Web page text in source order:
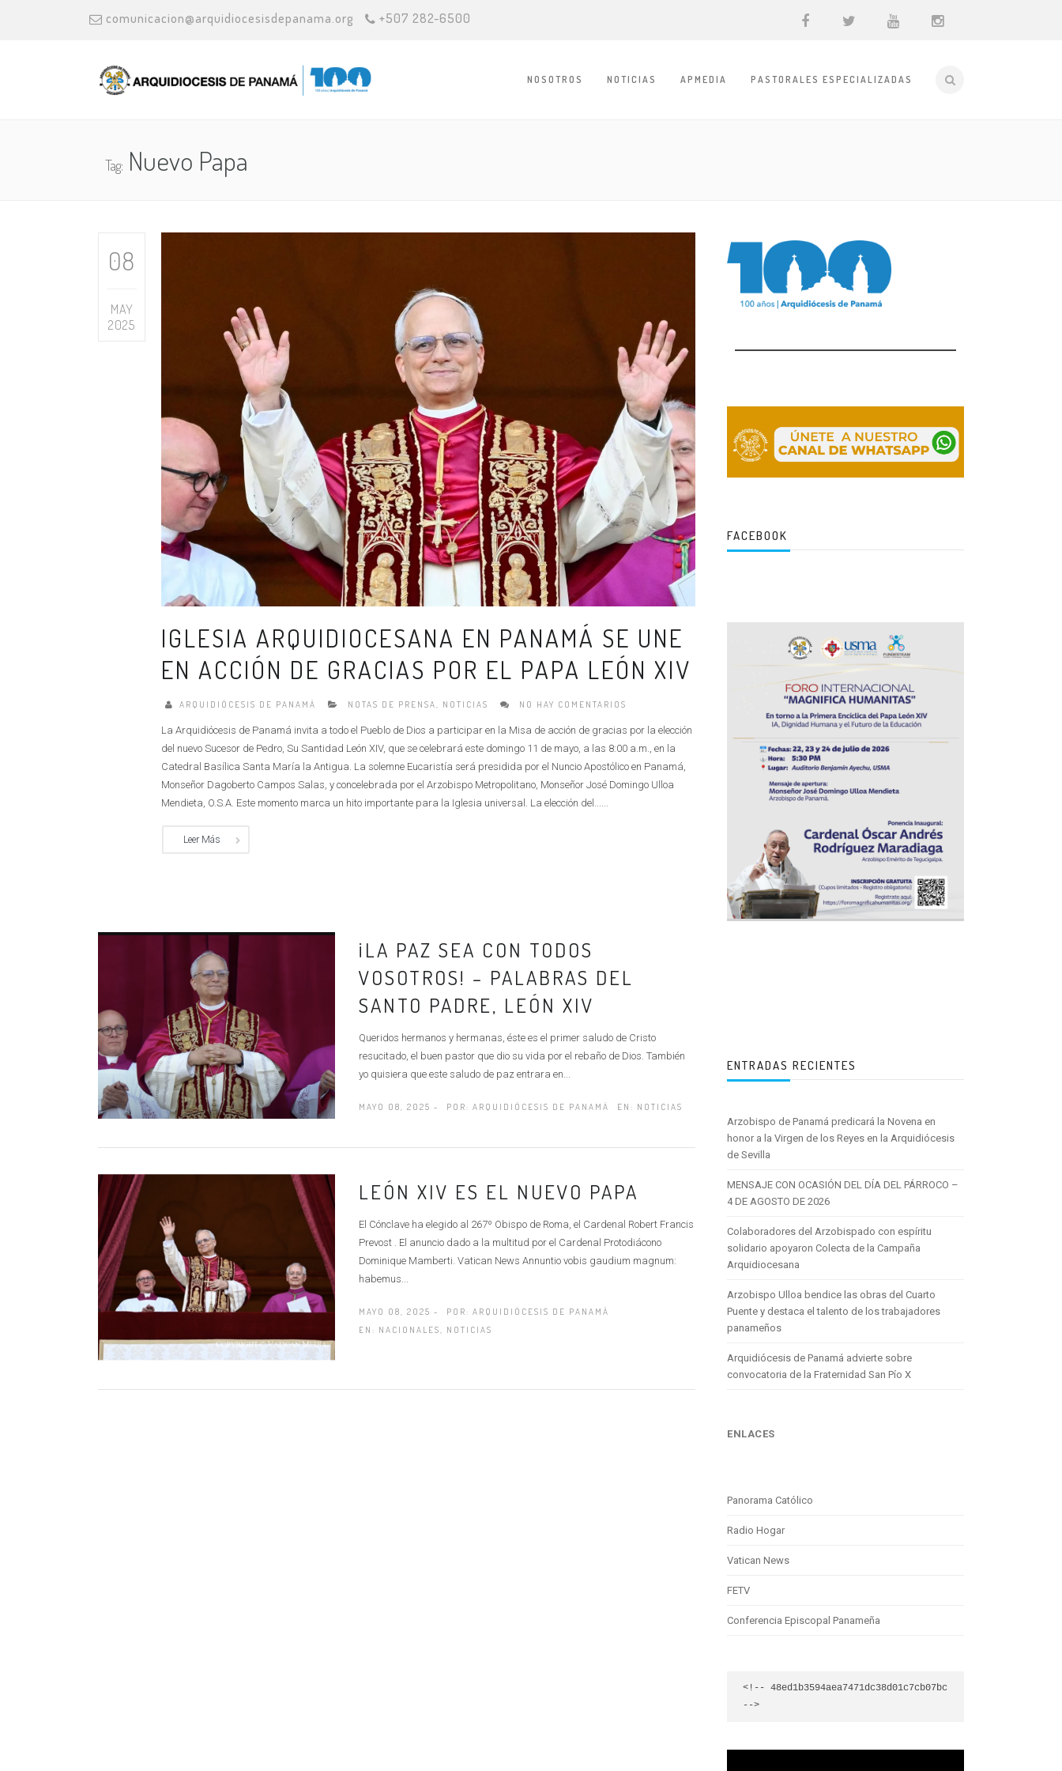
comunicacion@arquidiocesisdepanama.org +507 282-6500
NOSOTROS NOTICIAS APMEDIA PASTORALES ESPECIALIZADAS
Tag:Nuevo Papa
08
MAY
2025
IGLESIA ARQUIDIOCESANA EN PANAMÁ SE UNE
EN ACCIÓN DE GRACIAS POR EL PAPA LEÓN XIV
ARQUIDIÓCESIS DE PANAMÁ NOTAS DE PRENSA, NOTICIAS NO HAY COMENTARIOS
La Arquidiócesis de Panamá invita a todo el Pueblo de Dios a participar en la Misa de acción de gracias por la elección
del nuevo Sucesor de Pedro, Su Santidad León XIV, que se celebrará este domingo 11 de mayo, a las 8:00 a.m., en la
Catedral Basílica Santa María la Antigua. La solemne Eucaristía será presidida por el Nuncio Apostólico en Panamá,
Monseñor Dagoberto Campos Salas, y concelebrada por el Arzobispo Metropolitano, Monseñor José Domingo Ulloa
Mendieta, O.S.A. Este momento marca un hito importante para la Iglesia universal. La elección del......
Leer Más
¡LA PAZ SEA CON TODOS
VOSOTROS! – PALABRAS DEL
SANTO PADRE, LEÓN XIV
Queridos hermanos y hermanas, éste es el primer saludo de Cristo
resucitado, el buen pastor que dio su vida por el rebaño de Dios. También
yo quisiera que este saludo de paz entrara en...
MAYO 08, 2025 - POR: ARQUIDIÓCESIS DE PANAMÁ EN: NOTICIAS
LEÓN XIV ES EL NUEVO PAPA
El Cónclave ha elegido al 267º Obispo de Roma, el Cardenal Robert Francis
Prevost . El anuncio dado a la multitud por el Cardenal Protodiácono
Dominique Mamberti. Vatican News Annuntio vobis gaudium magnum:
habemus...
MAYO 08, 2025 - POR: ARQUIDIÓCESIS DE PANAMÁ
EN: NACIONALES, NOTICIAS
FACEBOOK
ENTRADAS RECIENTES
Arzobispo de Panamá predicará la Novena en
honor a la Virgen de los Reyes en la Arquidiócesis
de Sevilla
MENSAJE CON OCASIÓN DEL DÍA DEL PÁRROCO –
4 DE AGOSTO DE 2026
Colaboradores del Arzobispado con espíritu
solidario apoyaron Colecta de la Campaña
Arquidiocesana
Arzobispo Ulloa bendice las obras del Cuarto
Puente y destaca el talento de los trabajadores
panameños
Arquidiócesis de Panamá advierte sobre
convocatoria de la Fraternidad San Pío X
ENLACES
Panorama Católico
Radio Hogar
Vatican News
FETV
Conferencia Episcopal Panameña
<!-- 48ed1b3594aea7471dc38d01c7cb07bc
-->